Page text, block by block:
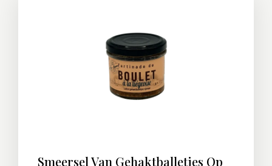
Smeersel Van Gehaktballetjes Op